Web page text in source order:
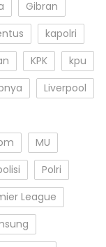
Gibran
kapolri
KPK
kpu
Liverpool
MU
Polri
League